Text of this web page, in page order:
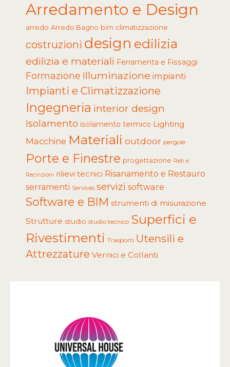
Arredamento e Design
arredo Arredo Bagno bim climatizzazione
costruzioni design edilizia
edilizia e materiali Ferramenta e Fissaggi
Formazione Illuminazione impianti
Impianti e Climatizzazione
Ingegneria interior design
Isolamento isolamento termico Lighting
Macchine Materiali outdoor pergole
Porte e Finestre progettazione Reti e
Recinzioni rilievi tecnici Risanamento e Restauro
serramenti Services servizi software
Software e BIM strumenti di misurazione
Strutture studio studio tecnico Superfici e
Rivestimenti Trasporti Utensili e
Attrezzature Vernici e Collanti